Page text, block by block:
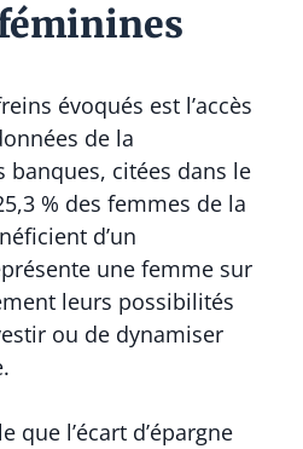
évoqués est l’accès
de la
banques, citées dans le
% des femmes de la
d’un
une femme sur
leurs possibilités
ou de dynamiser
que l’écart d’épargne